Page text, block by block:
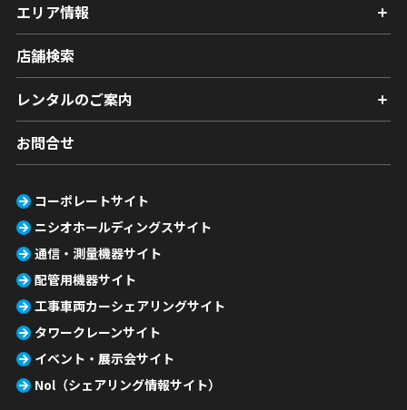
エリア情報
店舗検索
レンタルのご案内
お問合せ
コーポレートサイト
ニシオホールディングスサイト
通信・測量機器サイト
配管用機器サイト
工事車両カーシェアリングサイト
タワークレーンサイト
イベント・展示会サイト
Nol（シェアリング情報サイト）